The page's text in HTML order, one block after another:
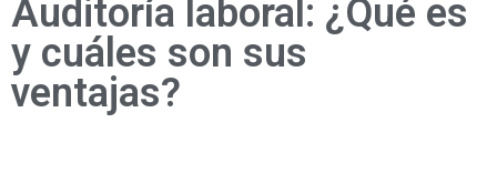
Auditoría laboral: ¿Qué es
y cuáles son sus
ventajas?